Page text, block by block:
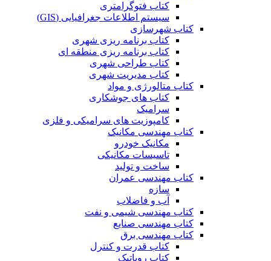
کتاب فتوگرامتری
سیستم اطلاعات جغرافیایی (GIS)
کتاب شهرسازی
کتاب برنامه ریزی شهری
کتاب برنامه ریزی منطقه ای
کتاب طراحی شهری
کتاب مدیریت شهری
کتاب متالورژی و مواد
کتاب های جوشکاری
سرامیک
کامپوزیت های سرامیکی و فلزی
کتاب مهندسی مکانیک
مکانیک خودرو
تاسیسات مکانیکی
ساخت و تولید
کتاب مهندسی عمران
سازه
آب و فاضلاب
کتاب مهندسی شیمی و نفت
کتاب مهندسی صنایع
کتاب مهندسی برق
کتاب قدرت و کنترل
کتاب روباتیک